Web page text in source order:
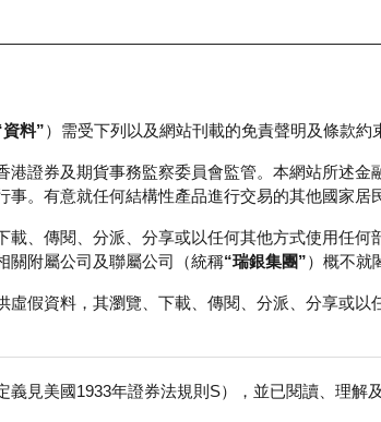
正股資料及市場統計 瑞銀輪證教室
資料”）需受下列以及網站刊載的免責聲明及條款約
證券及期貨事務監察委員會監管。本網站所述金
。有意就任何結構性產品進行交易的其他國家居
載、傳閱、分派、分享或以任何其他方式使用任
關附屬公司及聯屬公司（統稱“瑞銀集團”）概不就
虛假資料，其瀏覽、下載、傳閱、分派、分享或
見美國1933年證券法規則S），並已閱讀、理解
團—Ｓ